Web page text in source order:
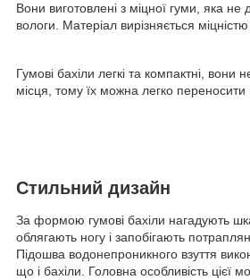
Вони виготовлені з міцної гуми, яка не
вологи. Матеріал вирізняється
Гумові бахіли легкі та компактні, вони
місця, тому їх можна легко переносити
Стильний дизайн
За формою гумові бахіли нагадують
облягають ногу і запобігають
Підошва водонепроникного взуття
що і бахіли. Головна особливість цієї